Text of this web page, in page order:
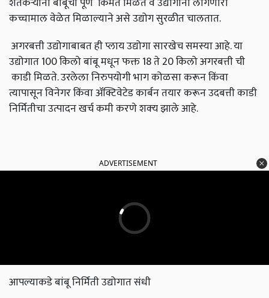
कच्चामाल वेळेत मिळाल्याने असे उद्योग सुरळीत चालतात.
अगरबत्ती उद्योगाबाबत ही प्लाय उद्योगा सारखेच समस्या आहे. या
उद्योगात 100 किलो बांबू मधून फक्त 18 ते 20 किलो अगरबत्ती ची
काडी मिळते. उरलेला निरुपयोगी भाग कोळसा करून किंवा
त्यापासून विनेगर किंवा ॲक्टिवेटेड कार्बन तयार करून उदबत्ती काडी
निर्मितीचा उत्पादन खर्च कमी करणे शक्‍य झाले आहे.
ADVERTISEMENT
आपल्याकडे बांबू निर्मिती उद्योगात संधी